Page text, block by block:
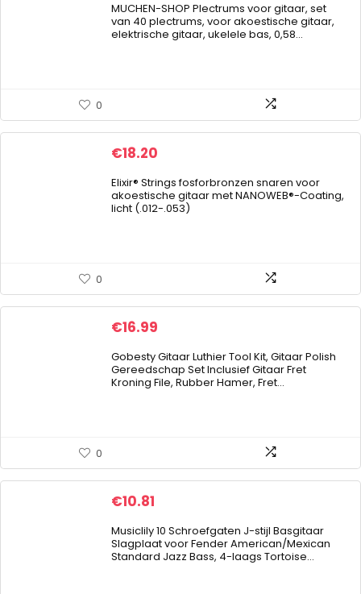
MUCHEN-SHOP Plectrums voor gitaar, set
van 40 plectrums, voor akoestische gitaar,
elektrische gitaar, ukelele bas, 0,58…
0
€18.20
Elixir® Strings fosforbronzen snaren voor
akoestische gitaar met NANOWEB®-Coating,
licht (.012-.053)
0
€16.99
Gobesty Gitaar Luthier Tool Kit, Gitaar Polish
Gereedschap Set Inclusief Gitaar Fret
Kroning File, Rubber Hamer, Fret…
0
€10.81
Musiclily 10 Schroefgaten J-stijl Basgitaar
Slagplaat voor Fender American/Mexican
Standard Jazz Bass, 4-laags Tortoise…